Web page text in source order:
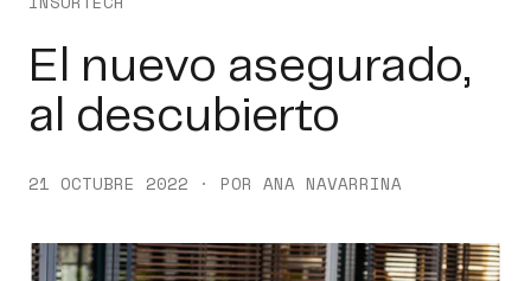
El nuevo asegurado,
al descubierto
21 OCTUBRE 2022 · POR ANA NAVARRINA